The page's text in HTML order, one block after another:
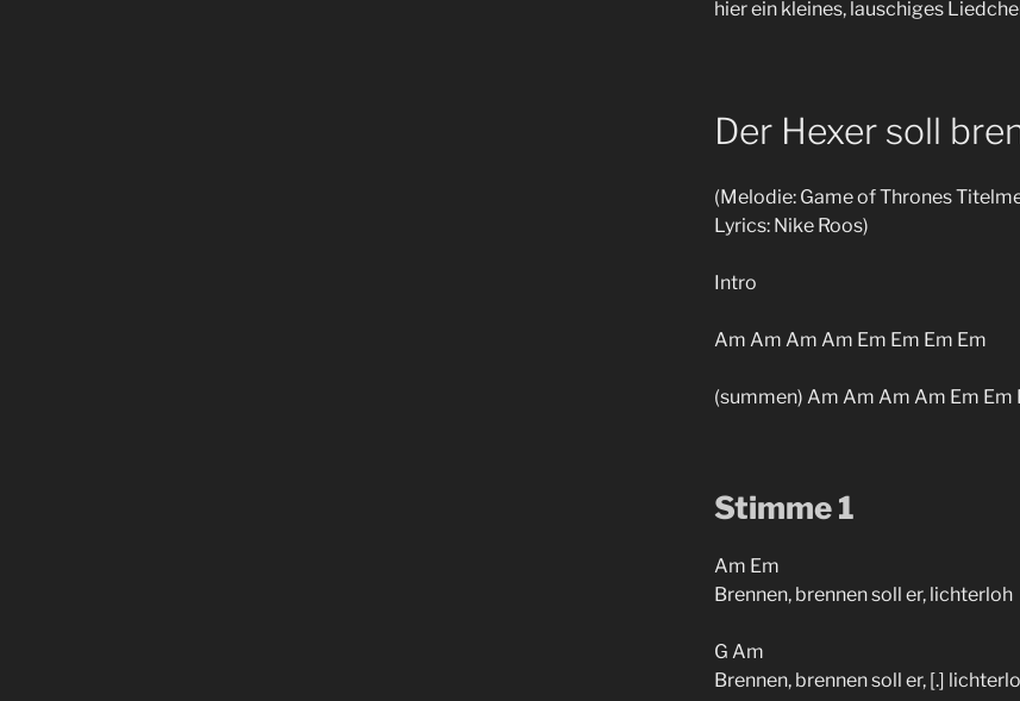
hier ein kleines, lauschiges
Der Hexer soll
(Melodie: Game of Thrones
Lyrics: Nike Roos)
Intro
Am Am Am Am Em Em Em Em
(summen) Am Am Am Am Em Em
Stimme 1
Am Em
Brennen, brennen soll er, lichterloh
G Am
Brennen, brennen soll er, [.]